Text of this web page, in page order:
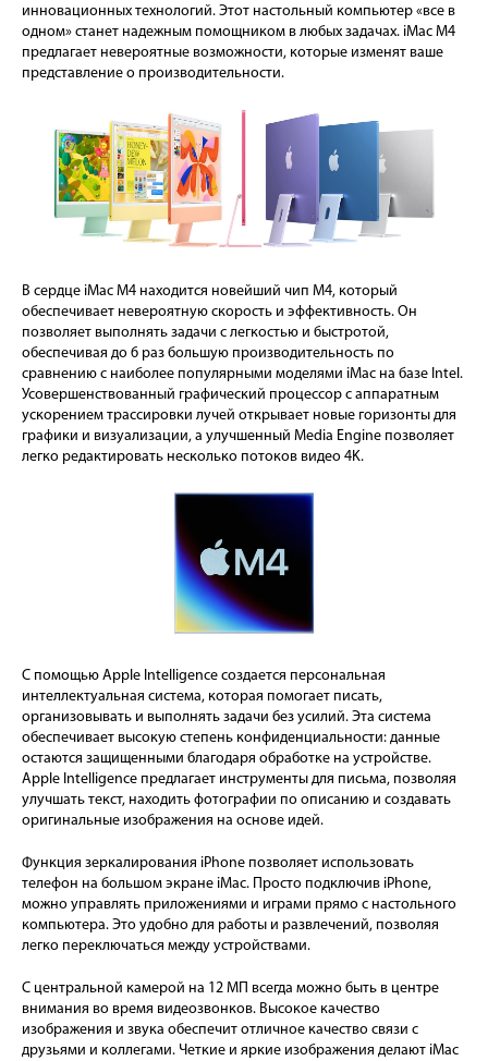
инновационных технологий. Этот настольный компьютер «все в
одном» станет надежным помощником в любых задачах. iMac M4
предлагает невероятные возможности, которые изменят ваше
представление о производительности.
В сердце iMac M4 находится новейший чип M4, который
обеспечивает невероятную скорость и эффективность. Он
позволяет выполнять задачи с легкостью и быстротой,
обеспечивая до 6 раз большую производительность по
сравнению с наиболее популярными моделями iMac на базе Intel.
Усовершенствованный графический процессор с аппаратным
ускорением трассировки лучей открывает новые горизонты для
графики и визуализации, а улучшенный Media Engine позволяет
легко редактировать несколько потоков видео 4K.
С помощью Apple Intelligence создается персональная
интеллектуальная система, которая помогает писать,
организовывать и выполнять задачи без усилий. Эта система
обеспечивает высокую степень конфиденциальности: данные
остаются защищенными благодаря обработке на устройстве.
Apple Intelligence предлагает инструменты для письма, позволяя
улучшать текст, находить фотографии по описанию и создавать
оригинальные изображения на основе идей.
Функция зеркалирования iPhone позволяет использовать
телефон на большом экране iMac. Просто подключив iPhone,
можно управлять приложениями и играми прямо с настольного
компьютера. Это удобно для работы и развлечений, позволяя
легко переключаться между устройствами.
С центральной камерой на 12 МП всегда можно быть в центре
внимания во время видеозвонков. Высокое качество
изображения и звука обеспечит отличное качество связи с
друзьями и коллегами. Четкие и яркие изображения делают iMac